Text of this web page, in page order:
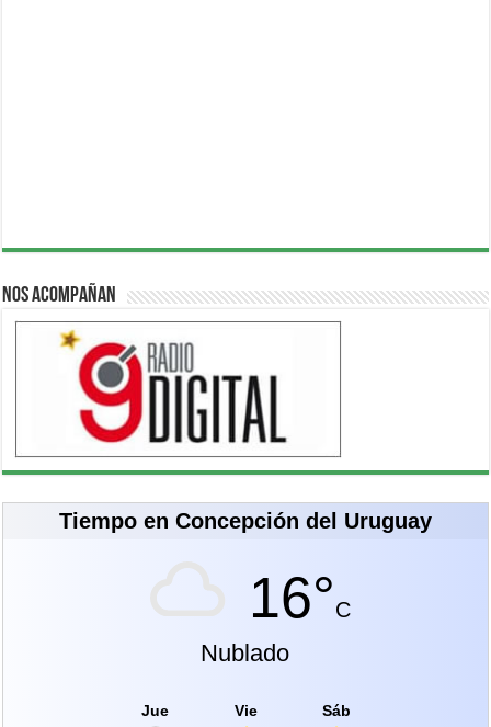
Nos acompañan
Tiempo en Concepción del Uruguay
16°C
Nublado
Jue Vie Sáb